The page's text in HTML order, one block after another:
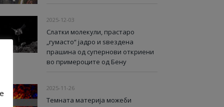
2025-12-03
Слатки молекули, прастаро
„гумасто“ јадро и ѕвездена
прашина од супернови откриени
во примероците од Бену
2025-11-26
Темната материја можеби